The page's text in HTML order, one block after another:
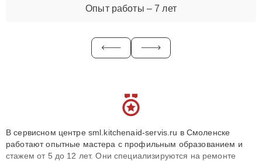
Опыт работы – 7 лет
В сервисном центре sml.kitchenaid-servis.ru в Смоленске
работают опытные мастера с профильным образованием и
стажем от 5 до 12 лет. Они специализируются на ремонте